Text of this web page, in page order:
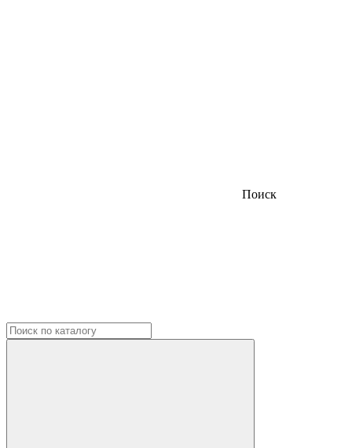
Поиск